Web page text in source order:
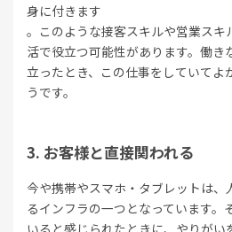
身に付きます
。このような接客スキルや営業スキ
活で役立つ可能性があります。働き
立ったとき、この仕事をしていてよ
うです。
お客様と直接関われる
今や携帯やスマホ・タブレットは、
るインフラの一つとなっています。
いると感じられたときに、やりがい